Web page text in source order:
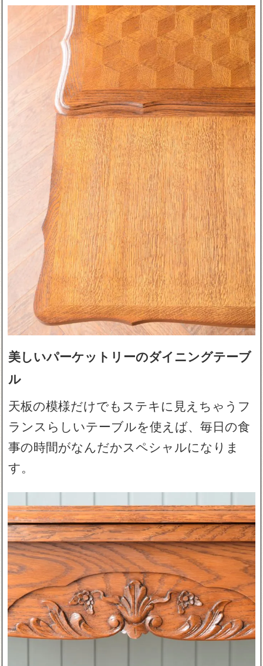
美しいパーケットリーのダイニングテーブ
ル
天板の模様だけでもステキに見えちゃうフ
ランスらしいテーブルを使えば、毎日の食
事の時間がなんだかスペシャルになりま
す。